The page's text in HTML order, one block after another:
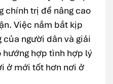
chính trị để nâng cao
Việc nắm bắt kịp
người dân và giải
hợp tình hợp lý
ở mới tốt hơn nơi ở